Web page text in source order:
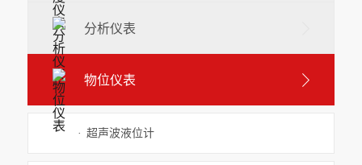
分析仪表
物位仪表
· 超声波液位计